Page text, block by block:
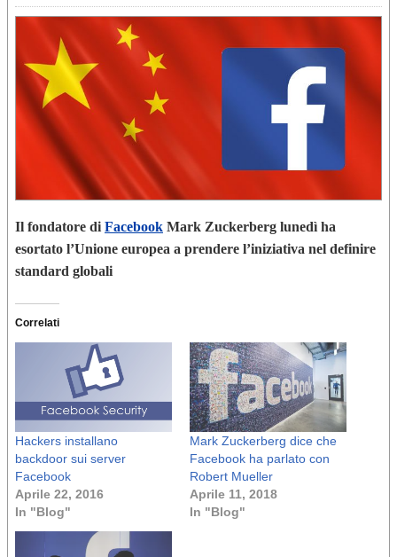
Il fondatore di Facebook Mark Zuckerberg lunedì ha
esortato l’Unione europea a prendere l’iniziativa nel definire
standard globali
Correlati
Hackers installano
backdoor sui server
Facebook
Aprile 22, 2016
In "Blog"
Mark Zuckerberg dice che
Facebook ha parlato con
Robert Mueller
Aprile 11, 2018
In "Blog"